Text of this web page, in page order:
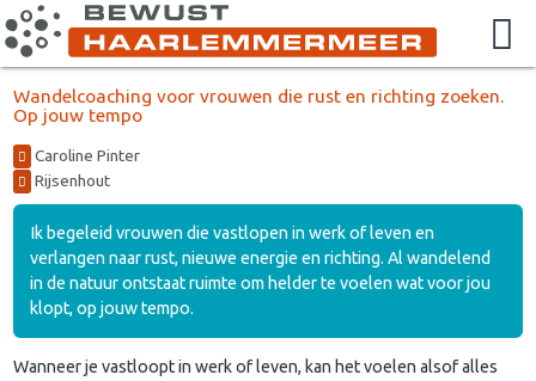
Wandelcoaching voor vrouwen die rust en richting zoeken.
Op jouw tempo
Caroline Pinter
Rijsenhout
Ik begeleid vrouwen die vastlopen in werk of leven en
verlangen naar rust, nieuwe energie en richting. Al wandelend
in de natuur ontstaat ruimte om helder te voelen wat voor jou
klopt, op jouw tempo.
Wanneer je vastloopt in werk of leven, kan het voelen alsof alles